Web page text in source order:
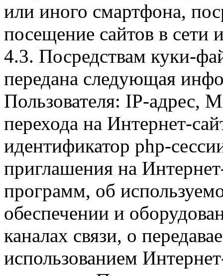
или иного смартфона,
посещение сайтов в сети
4.3. Посредствам куки-
передана следующая
Пользователя: IP-адрес,
перехода на Интернет-
идентификатор php-
приглашения на
программ, об
обеспечении и
каналах связи, о
использованием